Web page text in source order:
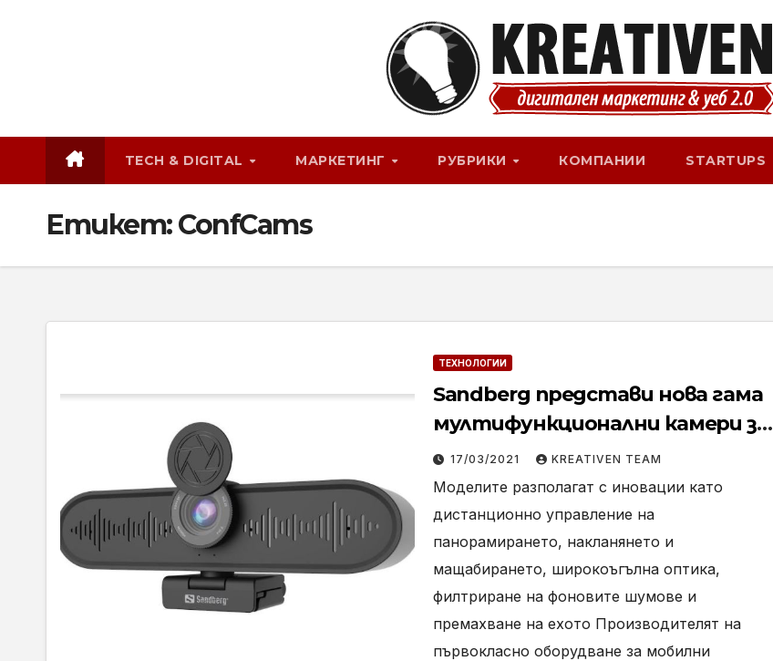
TECH & DIGITAL МАРКЕТИНГ РУБРИКИ КОМПАНИИ STARTUPS
Етикет:ConfCams
ТЕХНОЛОГИИ
Sandberg представи нова гама
мултифункционални камери за
онлайн срещи
17/03/2021 KREATIVEN TEAM
Моделите разполагат с иновации като
дистанционно управление на
панорамирането, накланянето и
мащабирането, широкоъгълна оптика,
филтриране на фоновите шумове и
премахване на ехото Производителят на
първокласно оборудване за мобилни